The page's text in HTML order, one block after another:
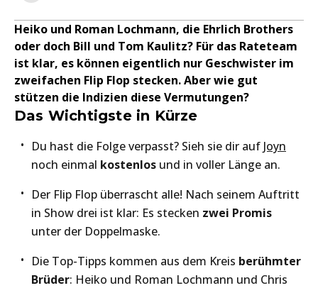
Heiko und Roman Lochmann, die Ehrlich Brothers
oder doch Bill und Tom Kaulitz? Für das Rateteam
ist klar, es können eigentlich nur Geschwister im
zweifachen Flip Flop stecken. Aber wie gut
stützen die Indizien diese Vermutungen?
Das Wichtigste in Kürze
Du hast die Folge verpasst? Sieh sie dir auf Joyn
noch einmal kostenlos und in voller Länge an.
Der Flip Flop überrascht alle! Nach seinem Auftritt
in Show drei ist klar: Es stecken zwei Promis
unter der Doppelmaske.
Die Top-Tipps kommen aus dem Kreis berühmter
Brüder: Heiko und Roman Lochmann und Chris